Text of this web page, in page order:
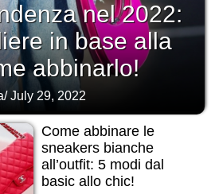
nel 2022:
in base alla
abbinarlo!
/July 29, 2022
Come abbinare le
sneakers bianche
all’outfit: 5 modi dal
basic allo chic!